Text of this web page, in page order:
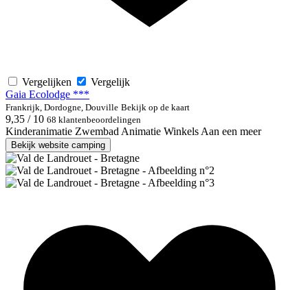
Vergelijken
Vergelijk
Gaia Ecolodge ***
Frankrijk, Dordogne, Douville Bekijk op de kaart
9,35 / 10 68 klantenbeoordelingen
Kinderanimatie ZwembadAnimatie WinkelsAan een meer
Bekijk website camping